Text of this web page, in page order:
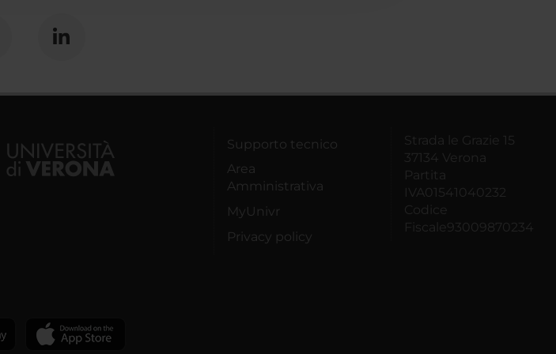
Supporto tecnico
Area
Amministrativa
MyUnivr
Privacy policy
Strada le Grazie 15
37134 Verona
Partita
IVA01541040232
Codice
Fiscale93009870234